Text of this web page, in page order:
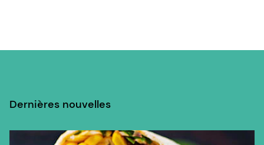
Dernières nouvelles